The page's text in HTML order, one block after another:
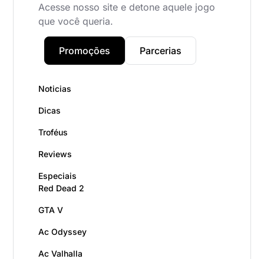
Acesse nosso site e detone aquele jogo
que você queria.
Promoções Parcerias
Noticias
Dicas
Troféus
Reviews
Especiais
Red Dead 2
GTA V
Ac Odyssey
Ac Valhalla